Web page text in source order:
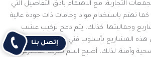
التجارية، مع الاهتمام بأدق التفاصيل التي
تهتم باستخدام مواد وخامات ذات جودة عالية
وجماليتها. كذلك، يتم دمج تركيب عشب
المشاريع بأسلوب فني يزيد من جمالية
وآمنة. لذلك، أصبح اسم شركة المحترفون
إتصل بنا